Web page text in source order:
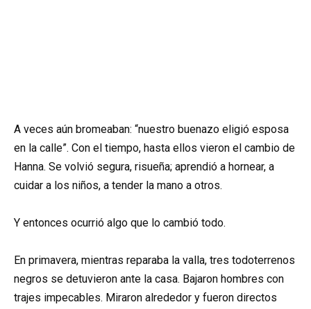
A veces aún bromeaban: “nuestro buenazo eligió esposa
en la calle”. Con el tiempo, hasta ellos vieron el cambio de
Hanna. Se volvió segura, risueña; aprendió a hornear, a
cuidar a los niños, a tender la mano a otros.
Y entonces ocurrió algo que lo cambió todo.
En primavera, mientras reparaba la valla, tres todoterrenos
negros se detuvieron ante la casa. Bajaron hombres con
trajes impecables. Miraron alrededor y fueron directos